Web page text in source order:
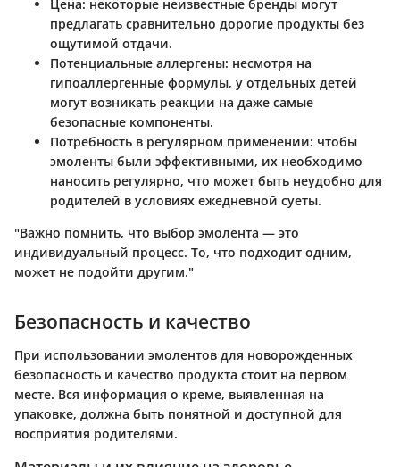
Цена: некоторые неизвестные бренды могут
предлагать сравнительно дорогие продукты без
ощутимой отдачи.
Потенциальные аллергены: несмотря на
гипоаллергенные формулы, у отдельных детей
могут возникать реакции на даже самые
безопасные компоненты.
Потребность в регулярном применении: чтобы
эмоленты были эффективными, их необходимо
наносить регулярно, что может быть неудобно для
родителей в условиях ежедневной суеты.
"Важно помнить, что выбор эмолента — это
индивидуальный процесс. То, что подходит одним,
может не подойти другим."
Безопасность и качество
При использовании эмолентов для новорожденных
безопасность и качество продукта стоит на первом
месте. Вся информация о креме, выявленная на
упаковке, должна быть понятной и доступной для
восприятия родителями.